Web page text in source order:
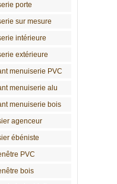
porte
sur mesure
intérieure
extérieure
menuiserie PVC
menuiserie alu
menuiserie bois
agenceur
ébéniste
PVC
bois